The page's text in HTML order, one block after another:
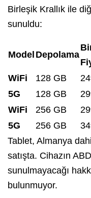
Birleşik Krallık ile
sunuldu:
Model Depolama
WiFi
128 GB
5G
128 GB
WiFi
256 GB
5G
256 GB
Tablet, Almanya
satışta. Cihazın
sunulmayacağı
bulunmuyor.